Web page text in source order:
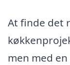
At finde det
men med